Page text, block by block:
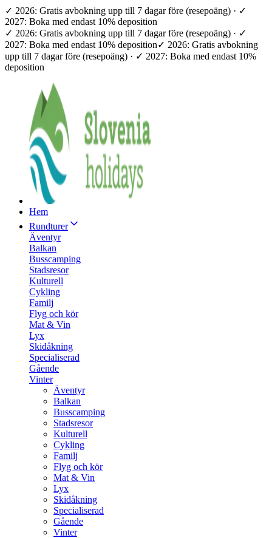
✓ 2026: Gratis avbokning upp till 7 dagar före (resepoäng) · ✓
2027: Boka med endast 10% deposition
✓ 2026: Gratis avbokning upp till 7 dagar före (resepoäng) · ✓
2027: Boka med endast 10% deposition✓ 2026: Gratis avbokning
upp till 7 dagar före (resepoäng) · ✓ 2027: Boka med endast 10%
deposition
Hem
Rundturer
Äventyr
Balkan
Busscamping
Stadsresor
Kulturell
Cykling
Familj
Flyg och kör
Mat & Vin
Lyx
Skidåkning
Specialiserad
Gående
Vinter
Äventyr
Balkan
Busscamping
Stadsresor
Kulturell
Cykling
Familj
Flyg och kör
Mat & Vin
Lyx
Skidåkning
Specialiserad
Gående
Vinter